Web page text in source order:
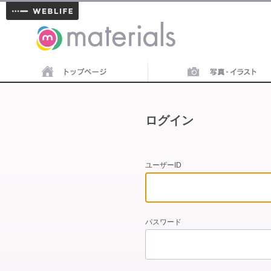
materials
ログイン
ユーザーID
パスワード